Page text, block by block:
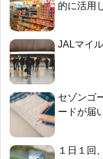
的に活用
JALマイ
セゾンゴ
ードが届
１日１回